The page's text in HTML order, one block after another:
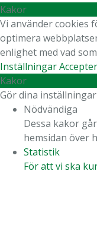
Kakor
Vi använder cookies
optimera
enlighet med vad
Inställningar
Kakor
Gör dina
Nödvändiga
Dessa kakor
hemsidan över
Statistik
För att vi ska